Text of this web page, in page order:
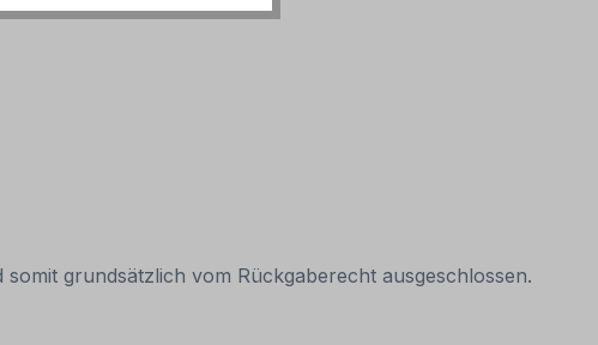
grundsätzlich vom Rückgaberecht ausgeschlossen.